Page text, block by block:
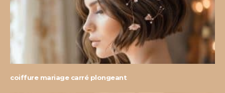
coiffure mariage carré plongeant